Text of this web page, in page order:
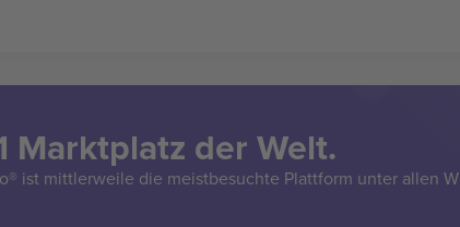
Marktplatz der Welt.
ist mittlerweile die meistbesuchte Plattform unter allen